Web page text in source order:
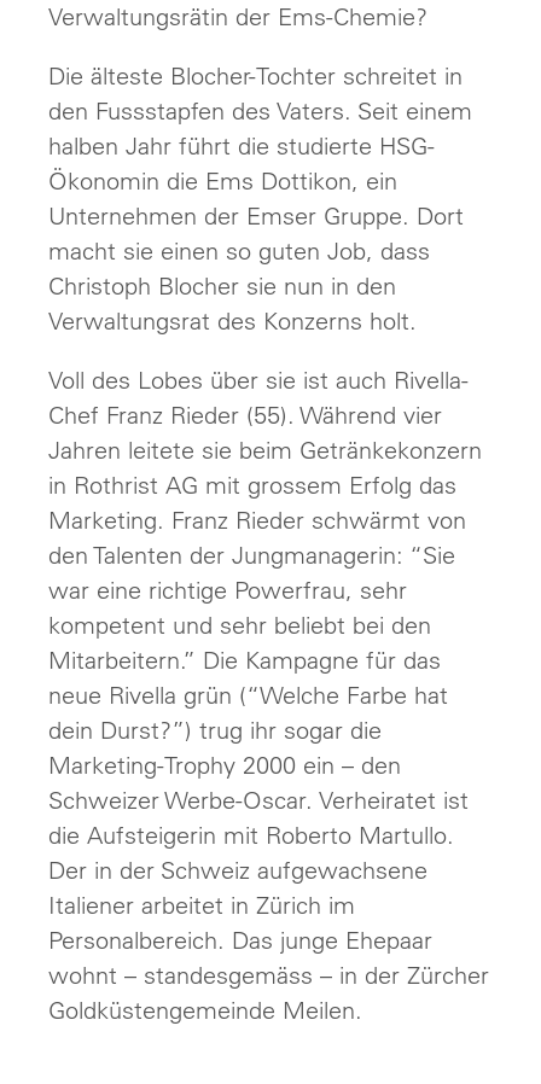
Verwaltungsrätin der Ems-Chemie?
Die älteste Blocher-Tochter schreitet in
den Fussstapfen des Vaters. Seit einem
halben Jahr führt die studierte HSG-
Ökonomin die Ems Dottikon, ein
Unternehmen der Emser Gruppe. Dort
macht sie einen so guten Job, dass
Christoph Blocher sie nun in den
Verwaltungsrat des Konzerns holt.
Voll des Lobes über sie ist auch Rivella-
Chef Franz Rieder (55). Während vier
Jahren leitete sie beim Getränkekonzern
in Rothrist AG mit grossem Erfolg das
Marketing. Franz Rieder schwärmt von
den Talenten der Jungmanagerin: “Sie
war eine richtige Powerfrau, sehr
kompetent und sehr beliebt bei den
Mitarbeitern.” Die Kampagne für das
neue Rivella grün (“Welche Farbe hat
dein Durst?”) trug ihr sogar die
Marketing-Trophy 2000 ein – den
Schweizer Werbe-Oscar. Verheiratet ist
die Aufsteigerin mit Roberto Martullo.
Der in der Schweiz aufgewachsene
Italiener arbeitet in Zürich im
Personalbereich. Das junge Ehepaar
wohnt – standesgemäss – in der Zürcher
Goldküstengemeinde Meilen.